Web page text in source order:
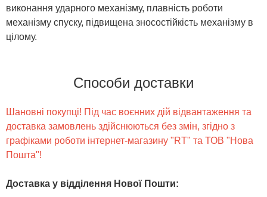
виконання ударного механізму, плавність роботи
механізму спуску, підвищена зносостійкість механізму в
цілому.
Способи доставки
Шановні покупці! Під час воєнних дій відвантаження та
доставка замовлень здійснюються без змін, згідно з
графіками роботи інтернет-магазину "RT" та ТОВ "Нова
Пошта"!
Доставка у відділення Нової Пошти: